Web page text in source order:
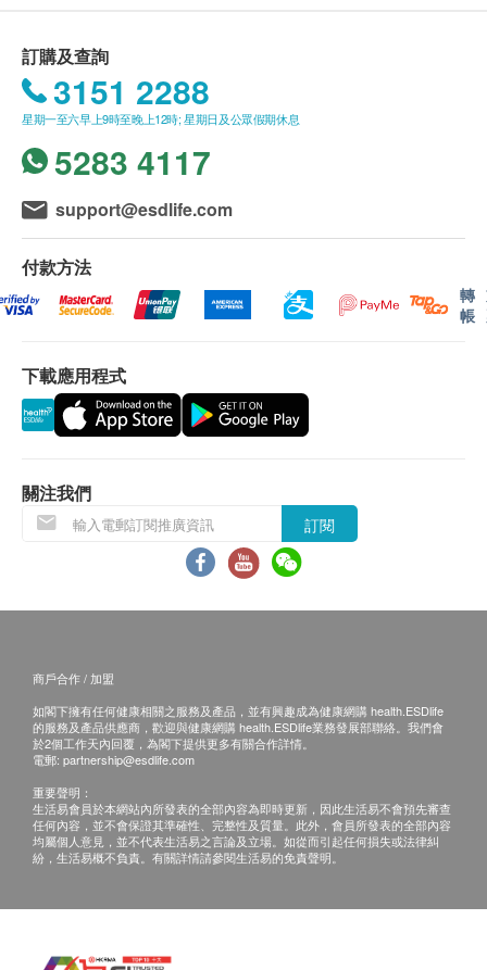
WHILL Model Ci
日本 WHILL Model Ci 不僅是電動輪椅，更是一個全
新的個人出行科技，
由今天開始，隨時隨地輕鬆出行，突破地形所限
優異的性能與出色的設計提供多元與可靠性，讓您充
滿自信無拘無束地探索世界
WHILL Model Ci 個人電動代步車陪您踏上人生的冒
極具科技感設計，突顯個人
風格
灣、東涌須另收取橋費HK$40。長洲、大嶼山、梅
窩、貝澳、長沙、塘福、水口、石壁、寶蓮寺、大
澳及香港國際機場，須按實際情況報價。(附加費
可能因應貨品尺寸及重量而調整)
我們將於確定訂單後5-7個工作天內安排發貨。
訊號懸掛或黑色暴雨警告生效時，送貨服務時間將
會延遲。
所有訂單須視乎相關貨品的供應情況再作最後確
認。倘若生活易未能提供任何訂單上的貨品，生活
退換條款：
當顧客收取已訂購之貨品時，有責任檢查貨品是否
退換產品必須包裝完整，如退換之產品有任何殘缺
或過期退回，供應商有權不受理。
如有其他損壞或遺漏查詢，顧客必須保留有效收據
正本，並於送貨後7個工作天內按下列方式聯絡文
化村生活及復康產品有限公司 客戶服務部跟進。
查詢熱線: 2780 3882
訂購及查詢
3151 2288
星期一至六早上9時至晚上12時; 星期日及公眾假期休息
5283 4117
support@esdlife.com
付款方法
轉
帳
下載應用程式
關注我們
訂閱
商戶合作 / 加盟
如閣下擁有任何健康相關之服務及產品，並有興趣成為健康網購 health.ESDlife
的服務及產品供應商，歡迎與健康網購 health.ESDlife業務發展部聯絡。我們會
於2個工作天內回覆，為閣下提供更多有關合作詳情。
電郵: partnership@esdlife.com
重要聲明：
生活易會員於本網站內所發表的全部內容為即時更新，因此生活易不會預先審查
任何內容，並不會保證其準確性、完整性及質量。此外，會員所發表的全部內容
均屬個人意見，並不代表生活易之言論及立場。如從而引起任何損失或法律糾
紛，生活易概不負責。有關詳情請參閱生活易的免責聲明。